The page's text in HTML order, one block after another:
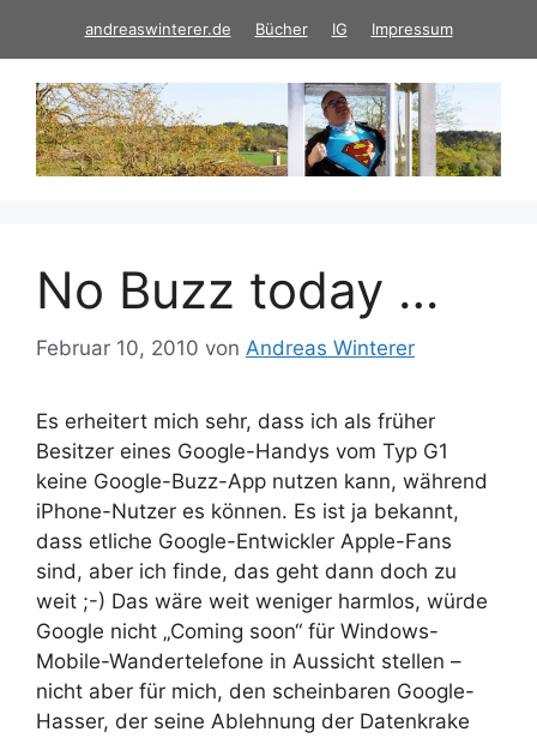
andreaswinterer.de Bücher IG Impressum
No Buzz today …
Februar 10, 2010 von Andreas Winterer
Es erheitert mich sehr, dass ich als früher
Besitzer eines Google-Handys vom Typ G1
keine Google-Buzz-App nutzen kann, während
iPhone-Nutzer es können. Es ist ja bekannt,
dass etliche Google-Entwickler Apple-Fans
sind, aber ich finde, das geht dann doch zu
weit ;-) Das wäre weit weniger harmlos, würde
Google nicht „Coming soon“ für Windows-
Mobile-Wandertelefone in Aussicht stellen –
nicht aber für mich, den scheinbaren Google-
Hasser, der seine Ablehnung der Datenkrake